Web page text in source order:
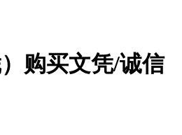
购买文凭/诚信